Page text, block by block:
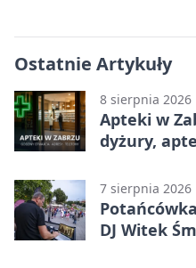
Ostatnie Artykuły
8 sierpnia 2026
Apteki w
dyżury,
7 sierpnia 2026
DJ Witek